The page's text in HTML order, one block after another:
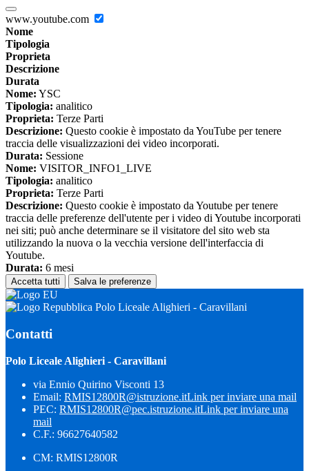
www.youtube.com
Nome
Tipologia
Proprieta
Descrizione
Durata
Nome: YSC
Tipologia: analitico
Proprieta: Terze Parti
Descrizione: Questo cookie è impostato da YouTube per tenere
traccia delle visualizzazioni dei video incorporati.
Durata: Sessione
Nome: VISITOR_INFO1_LIVE
Tipologia: analitico
Proprieta: Terze Parti
Descrizione: Questo cookie è impostato da Youtube per tenere
traccia delle preferenze dell'utente per i video di Youtube incorporati
nei siti; può anche determinare se il visitatore del sito web sta
utilizzando la nuova o la vecchia versione dell'interfaccia di
Youtube.
Durata: 6 mesi
Accetta tutti Salva le preferenze
Polo Liceale Alighieri - Caravillani
Contatti
Polo Liceale Alighieri - Caravillani
via Ennio Quirino Visconti 13
Email: RMIS12800R@istruzione.itLink per inviare una mail
PEC: RMIS12800R@pec.istruzione.itLink per inviare una
mail
C.F.: 96627640582
CM: RMIS12800R